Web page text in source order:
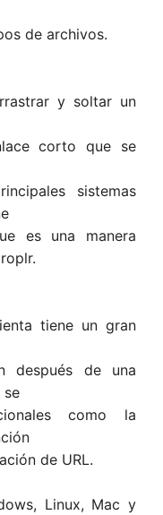
de archivos.
y soltar un
corto que se
sistemas
es una manera
tiene un gran
después de una
se
como la
de URL.
Linux, Mac y